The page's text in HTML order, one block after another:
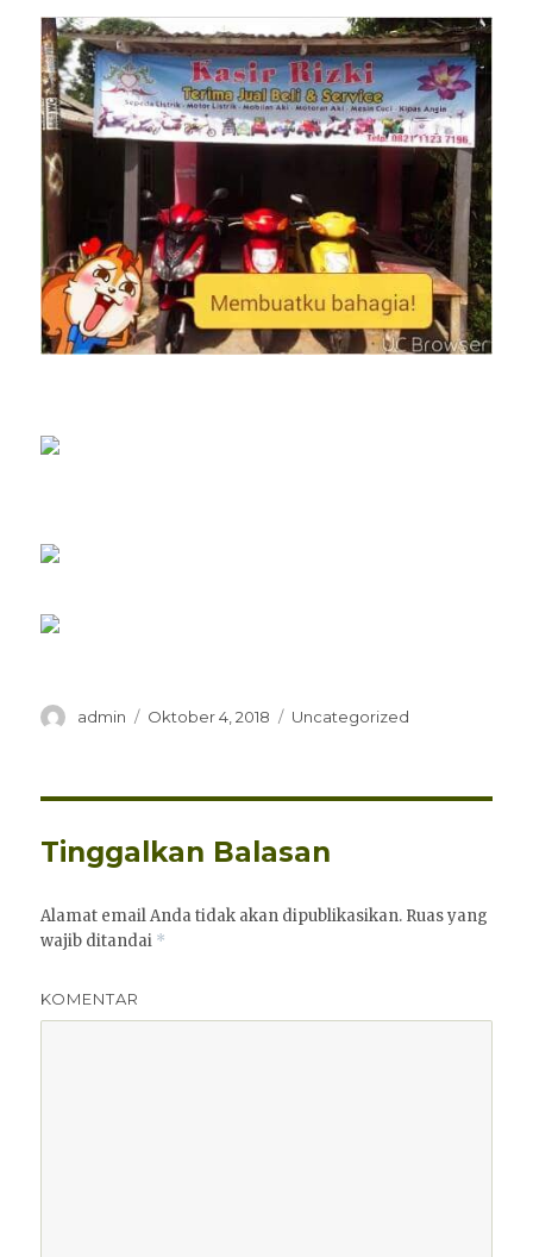
Penulis
admin
Diposkan
Oktober 4, 2018 Kategori
Uncategorized
Tinggalkan Balasan
Alamat email Anda tidak akan dipublikasikan. Ruas yang
wajib ditandai *
KOMENTAR